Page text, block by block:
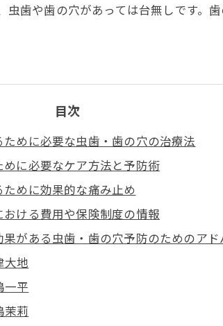
歯や歯の穴があっては台無しです。
目次
めに必要な虫歯・歯の穴の治療法
に必要なケア方法と予防術
めに効果的な痛み止め
ける費用や保険制度の情報
がある虫歯・歯の穴予防のためのア
地
平
莉